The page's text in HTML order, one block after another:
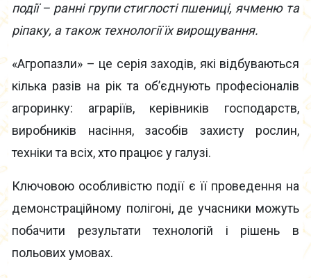
події – ранні групи стиглості пшениці, ячменю та
ріпаку, а також технології їх вирощування.
«Агропазли» – це серія заходів, які відбуваються
кілька разів на рік та об’єднують професіоналів
агроринку: аграріїв, керівників господарств,
виробників насіння, засобів захисту рослин,
техніки та всіх, хто працює у галузі.
Ключовою особливістю події є її проведення на
демонстраційному полігоні, де учасники можуть
побачити результати технологій і рішень в
польових умовах.